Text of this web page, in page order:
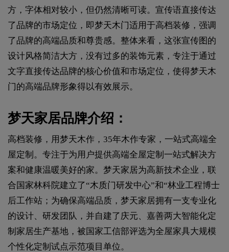
方，字体相对较小，但仍然清晰可读。宣传语直接传达
了品牌的市场定位，即梦天木门适用于高档装修，强调
了品牌的高端品质和尊贵感。整体来看，这张宣传图的
设计风格简洁大方，没有过多的装饰元素，专注于通过
文字直接传达品牌的核心价值和市场定位，使得梦天木
门的高端品牌形象得以有效展示。
梦天家居品牌介绍：
高档装修，用梦天木作，35年木作专家，一站式高端全
屋定制。专注于为用户提供高端全屋定制一站式解决方
案和健康温暖美好的家。梦天家居为高新技术企业，联
合国家林科院建立了“木质门研发中心”和“林业工程博士
后工作站；为确保高端品质，梦天家居拥有一支专业化
的设计、研发团队，并自建了庆元、嘉善两大智能化定
制家居生产基地，被国家工信部评选为全屋家具大规模
个性化定制试点示范项目单位。